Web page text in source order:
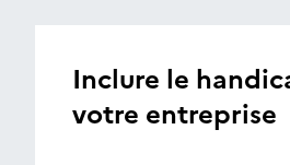
Inclure le
votre entreprise